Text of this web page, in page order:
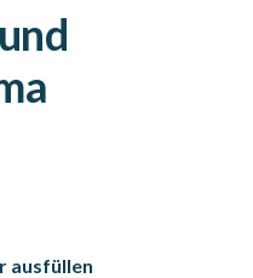
und
ausfüllen